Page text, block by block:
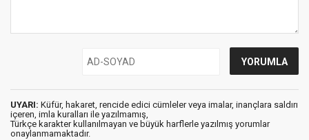
UYARI: Küfür, hakaret, rencide edici cümleler veya imalar, inançlara saldırı
içeren, imla kuralları ile yazılmamış,
Türkçe karakter kullanılmayan ve büyük harflerle yazılmış yorumlar
onaylanmamaktadır.